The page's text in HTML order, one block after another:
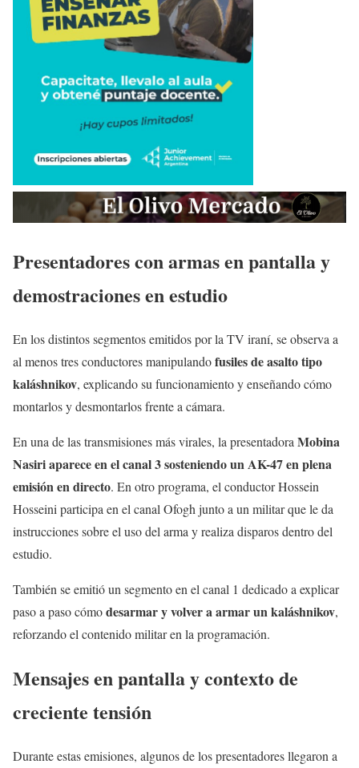
Presentadores con armas en pantalla y
demostraciones en estudio
En los distintos segmentos emitidos por la TV iraní, se observa a
al menos tres conductores manipulandofusiles de asalto tipo
kaláshnikov, explicando su funcionamiento y enseñando cómo
montarlos y desmontarlos frente a cámara.
En una de las transmisiones más virales, la presentadoraMobina
Nasiri aparece en el canal 3 sosteniendo un AK-47 en plena
emisión en directo. En otro programa, el conductor Hossein
Hosseini participa en el canal Ofogh junto a un militar que le da
instrucciones sobre el uso del arma y realiza disparos dentro del
estudio.
También se emitió un segmento en el canal 1 dedicado a explicar
paso a paso cómodesarmar y volver a armar un kaláshnikov,
reforzando el contenido militar en la programación.
Mensajes en pantalla y contexto de
creciente tensión
Durante estas emisiones, algunos de los presentadores llegaron a